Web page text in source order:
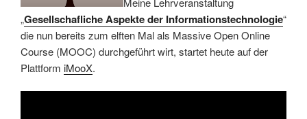
„Gesellschafliche Aspekte der Informationstechnologie“
die nun bereits zum elften Mal als Massive Open Online
Course (MOOC) durchgeführt wirt, startet heute auf der
Plattform iMooX.